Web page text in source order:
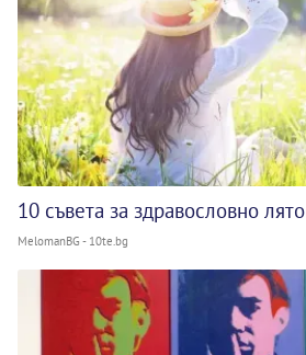
10 съвета за здравословно лято
MelomanBG - 10te.bg